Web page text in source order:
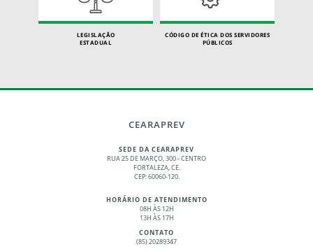
LEGISLAÇÃO
ESTADUAL
CÓDIGO DE ÉTICA DOS SERVIDORES
PÚBLICOS
CEARAPREV
SEDE DA CEARAPREV
RUA 25 DE MARÇO, 300 - CENTRO
FORTALEZA, CE.
CEP: 60060-120.
HORÁRIO DE ATENDIMENTO
08H ÀS 12H
13H ÀS 17H
CONTATO
(85) 20289347